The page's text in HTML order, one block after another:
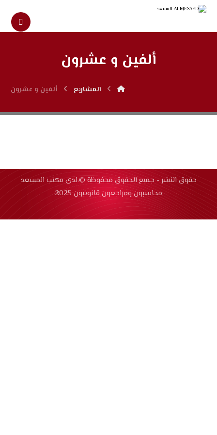
ألفين و عشرون
المشاريع ألفين و عشرون
حقوق النشر - جميع الحقوق محفوظة ©.لدى مكتب المسعد
محاسبون ومراجعون قانونيون 2025